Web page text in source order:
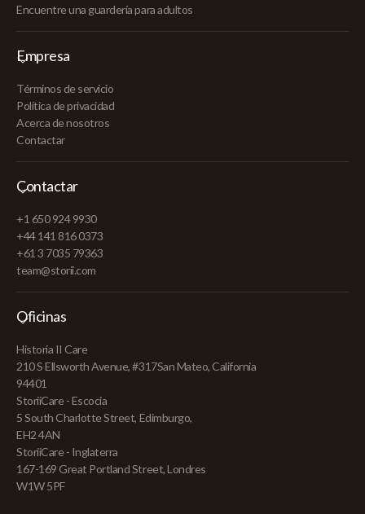
Encuentre una guardería para adultos
Empresa
Términos de servicio
Política de privacidad
Acerca de nosotros
Contactar
Contactar
+1 650 924 9930
+44 141 816 0373
+61 3 7035 79363
team@storii.com
Oficinas
Historia II Care
210 S Ellsworth Avenue, #317San Mateo, California
94401
StoriiCare - Escocia
5 South Charlotte Street, Edimburgo,
EH2 4AN
StoriiCare - Inglaterra
167-169 Great Portland Street, Londres
W1W 5PF